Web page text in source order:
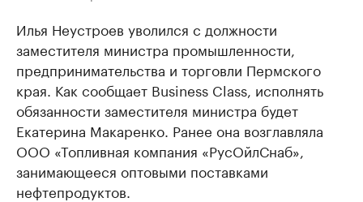
Илья Неустроев уволился с должности
заместителя министра промышленности,
предпринимательства и торговли Пермского
края. Как сообщает Business Class, исполнять
обязанности заместителя министра будет
Екатерина Макаренко. Ранее она возглавляла
ООО «Топливная компания «РусОйлСнаб»,
занимающееся оптовыми поставками
нефтепродуктов.